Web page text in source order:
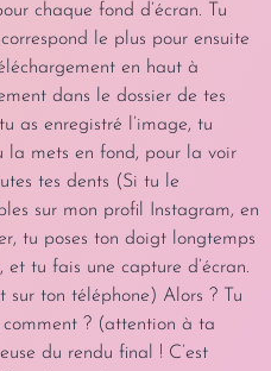
chaque fond d’écran. Tu
le plus pour ensuite
en haut à
dans le dossier de tes
as enregistré l’image, tu
la mets en fond, pour la voir
tes dents (Si tu le
sur mon profil Instagram, en
tu poses ton doigt longtemps
et tu fais une capture d’écran.
sur ton téléphone) Alors ? Tu
comment ? (attention à ta
du rendu final ! C’est